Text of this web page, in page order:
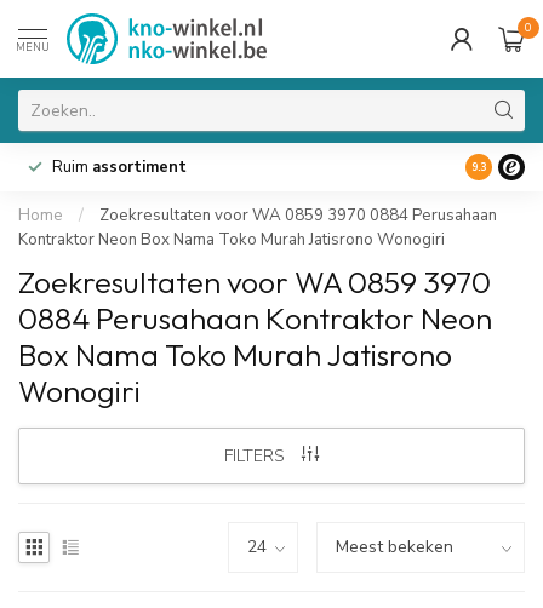
MENU
0
Ruim assortiment 9.3
Home /
Zoekresultaten voor WA 0859 3970 0884 Perusahaan
Kontraktor Neon Box Nama Toko Murah Jatisrono Wonogiri
Zoekresultaten voor WA 0859 3970
0884 Perusahaan Kontraktor Neon
Box Nama Toko Murah Jatisrono
Wonogiri
FILTERS